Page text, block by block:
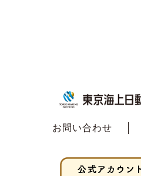
お問い合わせ